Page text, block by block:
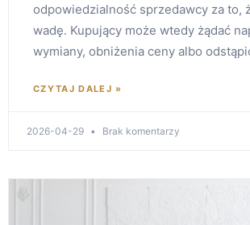
odpowiedzialność sprzedawcy za to,
wadę. Kupujący może wtedy żądać
wymiany, obniżenia ceny albo
CZYTAJ DALEJ »
2026-04-29 Brak komentarzy